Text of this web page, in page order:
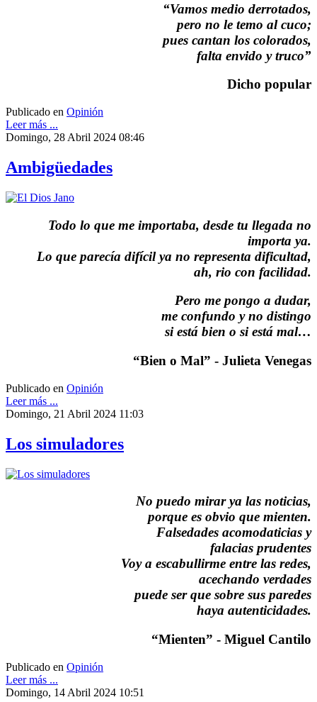
“Vamos medio derrotados,
pero no le temo al cuco;
pues cantan los colorados,
falta envido y truco”
Dicho popular
Publicado en Opinión
Leer más ...
Domingo, 28 Abril 2024 08:46
Ambigüedades
Todo lo que me importaba, desde tu llegada no
importa ya.
Lo que parecía difícil ya no representa dificultad,
ah, rio con facilidad.
Pero me pongo a dudar,
me confundo y no distingo
si está bien o si está mal…
“Bien o Mal” - Julieta Venegas
Publicado en Opinión
Leer más ...
Domingo, 21 Abril 2024 11:03
Los simuladores
No puedo mirar ya las noticias,
porque es obvio que mienten.
Falsedades acomodaticias y
falacias prudentes
Voy a escabullirme entre las redes,
acechando verdades
puede ser que sobre sus paredes
haya autenticidades.
“Mienten” - Miguel Cantilo
Publicado en Opinión
Leer más ...
Domingo, 14 Abril 2024 10:51